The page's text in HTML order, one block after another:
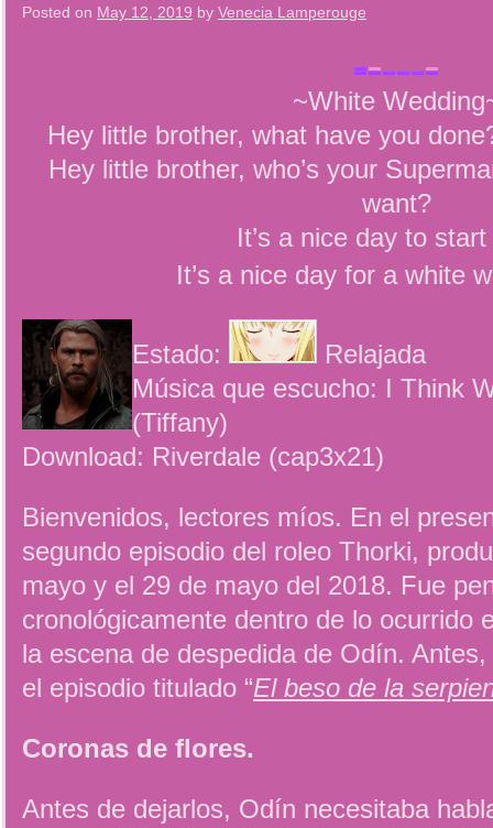
Posted on May 12, 2019 by Venecia Lamperouge
~White
Hey little brother, what have you
Hey little brother, who’s your
want?
It’s a nice day to
It’s a nice day for a white
Estado:
Relajada
Música que escucho: I Think
(Tiffany)
Download: Riverdale (cap3x21)
Bienvenidos, lectores míos. En el
segundo episodio del roleo Thorki,
mayo y el 29 de mayo del 2018. Fue
cronológicamente dentro de lo ocurrido
la escena de despedida de Odín.
el episodio titulado “El beso de la
Coronas de flores.
Antes de dejarlos, Odín necesitaba